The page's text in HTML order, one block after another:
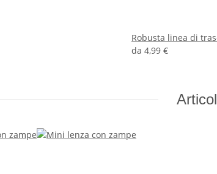
Robusta linea di
da 4,99 €